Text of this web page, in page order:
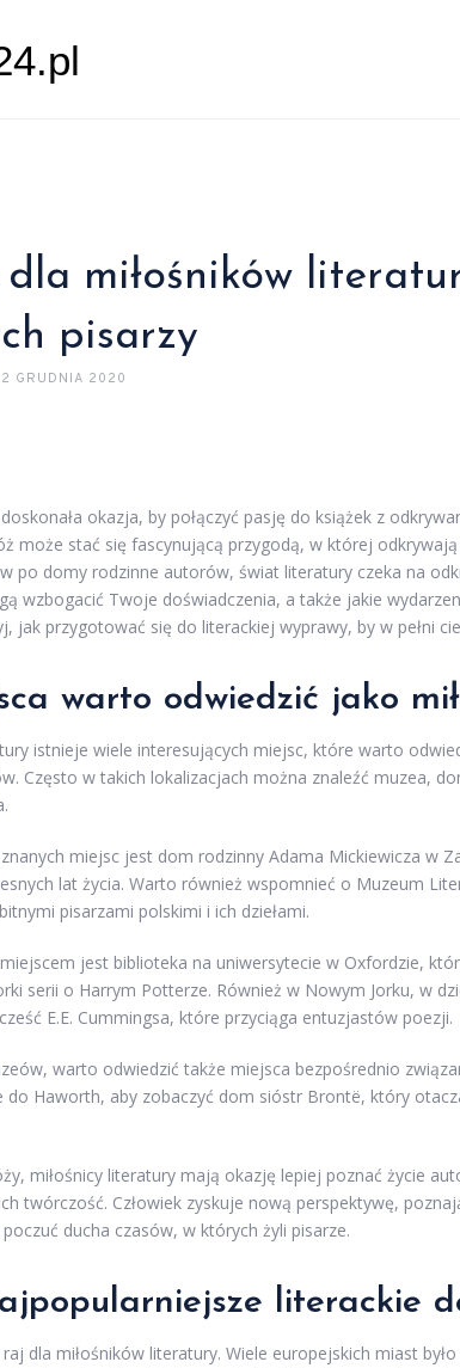
dla miłośników
pisarzy
GRUDNIA 2020
okazja, by połączyć pasję do książek z
może stać się fascynującą przygodą, w której
po domy rodzinne autorów, świat literatury czeka na
wzbogacić Twoje doświadczenia, a także jakie
jak przygotować się do literackiej wyprawy, by w pełni
warto odwiedzić jako
istnieje wiele interesujących miejsc, które warto
Często w takich lokalizacjach można znaleźć muzea,
miejsc jest dom rodzinny Adama Mickiewicza w
lat życia. Warto również wspomnieć o Muzeum
pisarzami polskimi i ich dziełami.
jest biblioteka na uniwersytecie w Oxfordzie,
serii o Harrym Potterze. Również w Nowym Jorku, w
E.E. Cummingsa, które przyciąga entuzjastów poezji.
warto odwiedzić także miejsca bezpośrednio
Haworth, aby zobaczyć dom sióstr Brontë, który
miłośnicy literatury mają okazję lepiej poznać życie
twórczość. Człowiek zyskuje nową perspektywę,
ducha czasów, w których żyli pisarze.
literackie
dla miłośników literatury. Wiele europejskich miast